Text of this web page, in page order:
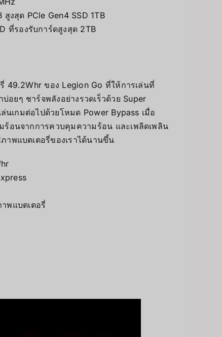
สูงสุด PCle Gen4 SSD 1TB
ที่รองรับการ์ดสูงสุด 2TB
49.2Whr ของ Legion Go ที่ให้การเล่นที่
อยๆ ชาร์จพลังอย่างรวดเร็วด้วย Super
นเกมต่อไปด้วยโหมด Power Bypass เมื่อ
ร้อนจากการควบคุมความร้อน และเพลิดเพลิน
าพแบตเตอรี่ของเราได้นานขึ้น
พแบตเตอรี่